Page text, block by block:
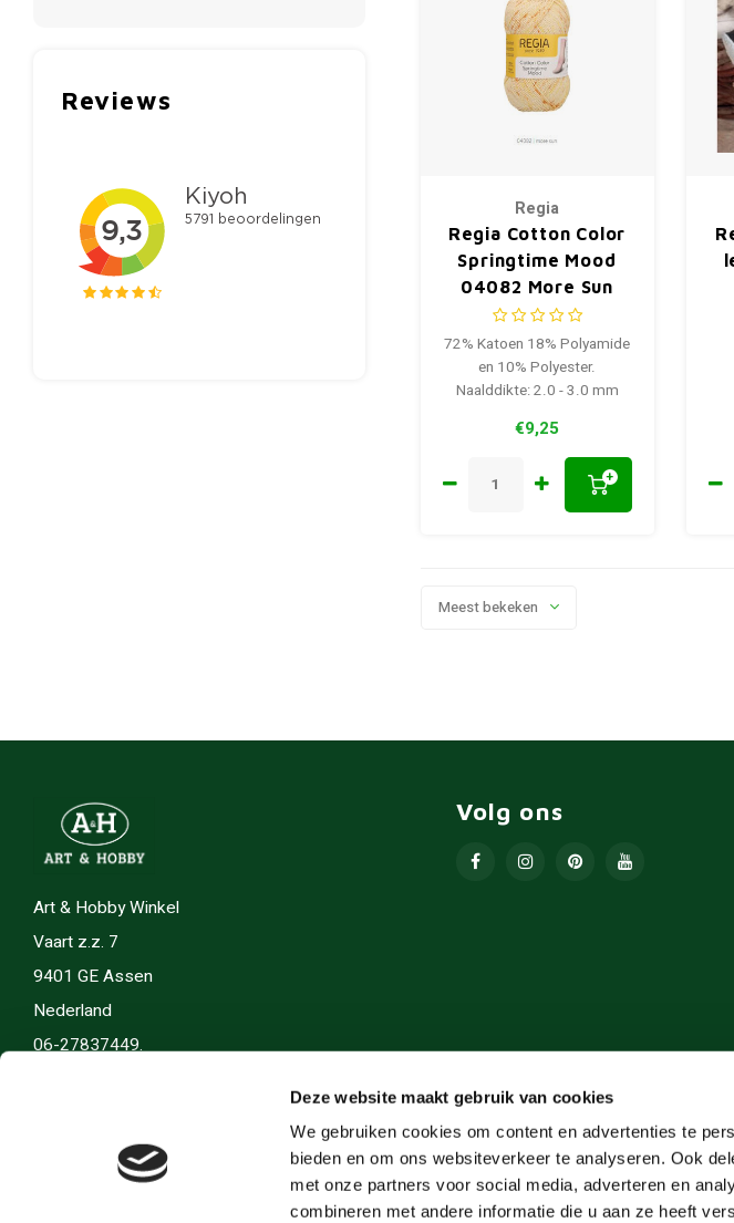
Deze website maakt gebruik van cookies
We gebruiken cookies om content en advertenties te
bieden en om ons websiteverkeer te analyseren. Ook
met onze partners voor social media, adverteren en
combineren met andere informatie die u aan ze heeft
Reviews
Regia
Regia Cotton Color
Springtime Mood
04082 More Sun
72% Katoen 18% Polyamide
en 10% Polyester.
Naalddikte: 2.0 - 3.0 mm
€9,25
+
Meest bekeken
Art & Hobby Winkel
Vaart z.z. 7
9401 GE Assen
Nederland
06-27837449.
Volg ons